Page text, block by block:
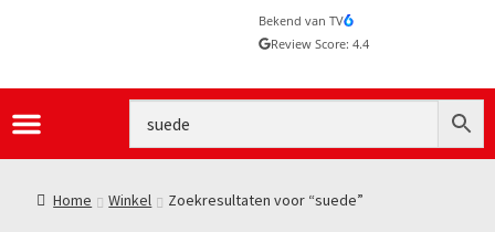
Bekend van TV
Review Score: 4.4
Home Winkel Zoekresultaten voor “suede”